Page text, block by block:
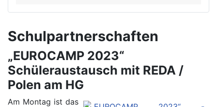
Schulpartnerschaften
„EUROCAMP 2023“
Schüleraustausch mit REDA /
Polen am HG
Am Montag ist das